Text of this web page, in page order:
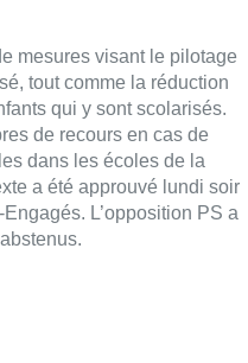
mesures visant le pilotage
tout comme la réduction
qui y sont scolarisés.
de recours en cas de
dans les écoles de la
a été approuvé lundi soir
L’opposition PS a